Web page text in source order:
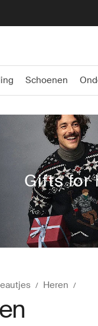
Schoenen
Gifts for
Heren